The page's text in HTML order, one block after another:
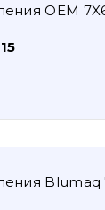
OEM
Blumaq